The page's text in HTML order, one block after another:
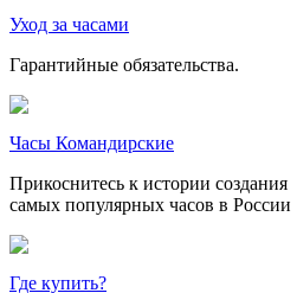
Уход за часами
Гарантийные обязательства.
Часы Командирские
Прикоснитесь к истории создания
самых популярных часов в России
Где купить?